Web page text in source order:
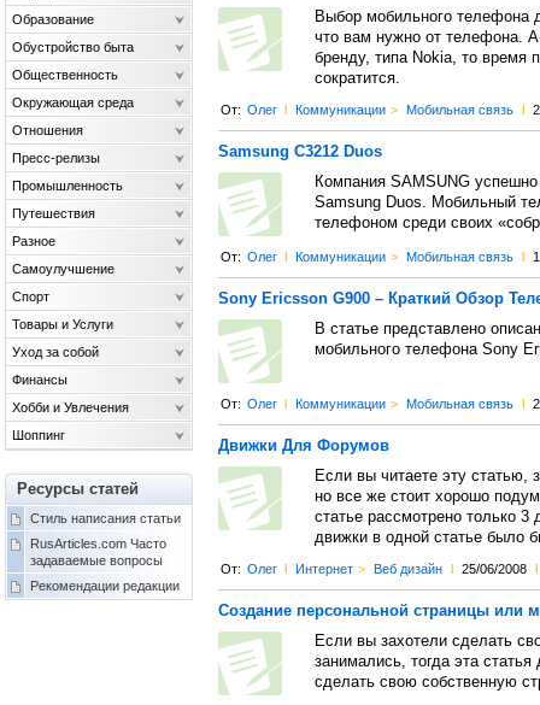
Выбор мобильного телефона
что вам нужно от телефона.
бренду, типа Nokia, то время
сократится.
От: Олег l Коммуникации > Мобильная связь l
Samsung C3212 Duos
Компания SAMSUNG
Samsung Duos. Мобильный
телефоном среди своих
От: Олег l Коммуникации > Мобильная связь l
Sony Ericsson G900 – Краткий Обзор
В статье представлено
мобильного телефона Sony
От: Олег l Коммуникации > Мобильная связь l
Движки Для Форумов
Если вы читаете эту
но все же стоит хорошо
статье рассмотрено только
движки в одной статье было
От: Олег l Интернет > Веб дизайн l 25/06/2008 l
Создание персональной страницы или
Если вы захотели сделать
занимались, тогда эта
сделать свою собственную
Образование
Обустройство быта
Общественность
Окружающая среда
Отношения
Пресс-релизы
Промышленность
Путешествия
Разное
Самоулучшение
Спорт
Товары и Услуги
Уход за собой
Финансы
Хобби и Увлечения
Шоппинг
Ресурсы статей
Стиль написания статьи
RusArticles.com Часто
задаваемые вопросы
Рекомендации редакции